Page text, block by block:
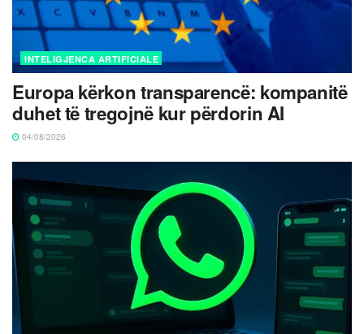
INTELIGJENCA ARTIFICIALE
Europa kërkon transparencë: kompanitë
duhet të tregojnë kur përdorin AI
04/08/2026